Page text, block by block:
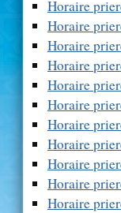
Horaire
Horaire
Horaire
Horaire
Horaire
Horaire
Horaire
Horaire
Horaire
Horaire
Horaire